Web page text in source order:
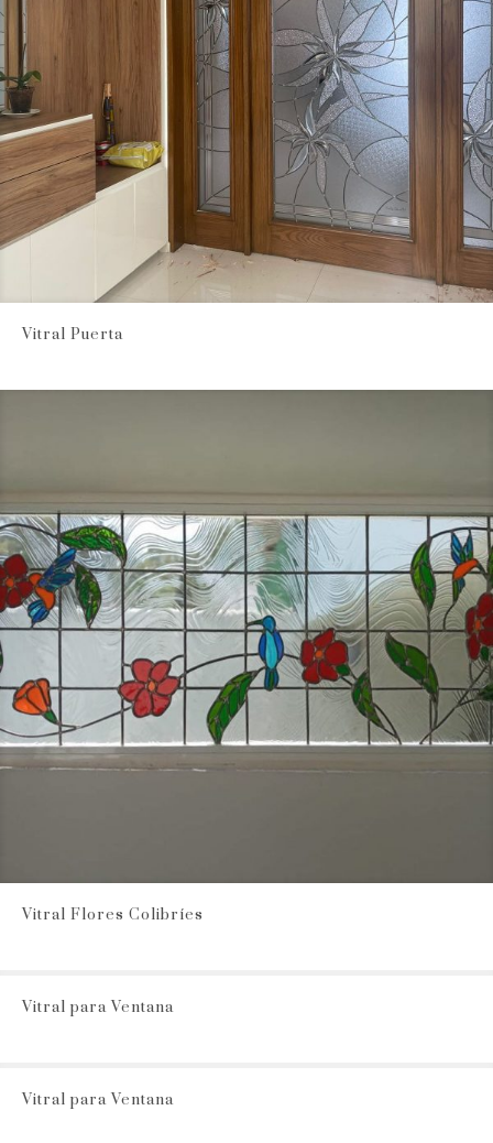
Vitral Puerta
Vitral Flores Colibríes
Vitral para Ventana
Vitral para Ventana